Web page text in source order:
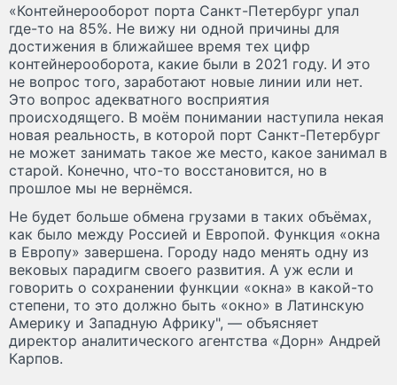
«Контейнерооборот порта Санкт-Петербург упал
где-то на 85%. Не вижу ни одной причины для
достижения в ближайшее время тех цифр
контейнерооборота, какие были в 2021 году. И это
не вопрос того, заработают новые линии или нет.
Это вопрос адекватного восприятия
происходящего. В моём понимании наступила некая
новая реальность, в которой порт Санкт-Петербург
не может занимать такое же место, какое занимал в
старой. Конечно, что-то восстановится, но в
прошлое мы не вернёмся.
Не будет больше обмена грузами в таких объёмах,
как было между Россией и Европой. Функция «окна
в Европу» завершена. Городу надо менять одну из
вековых парадигм своего развития. А уж если и
говорить о сохранении функции «окна» в какой-то
степени, то это должно быть «окно» в Латинскую
Америку и Западную Африку", — объясняет
директор аналитического агентства «Дорн» Андрей
Карпов.